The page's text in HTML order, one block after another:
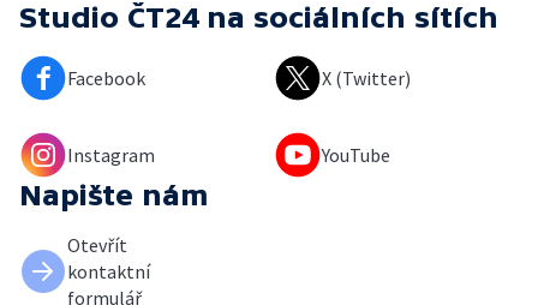
Studio ČT24 na sociálních sítích
Facebook X (Twitter)
Instagram YouTube
Napište nám
Otevřít
kontaktní
formulář